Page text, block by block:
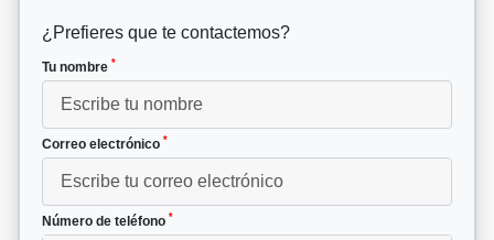
¿Prefieres que te contactemos?
Tu nombre *
Correo electrónico *
Número de teléfono *